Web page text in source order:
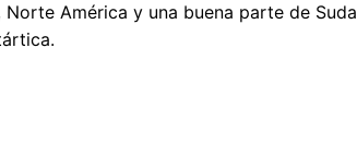
América y una buena parte de